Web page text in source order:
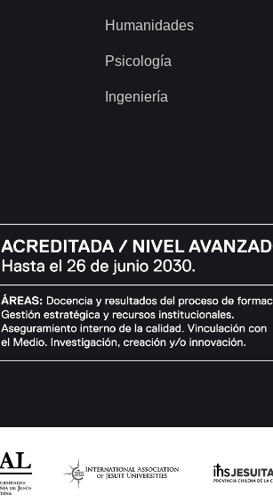
Humanidades
Psicología
Ingeniería